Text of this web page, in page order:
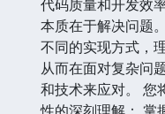
代码质量和开发效
本质在于解决问题
不同的实现方式，
从而在面对复杂问
和技术来应对。 您